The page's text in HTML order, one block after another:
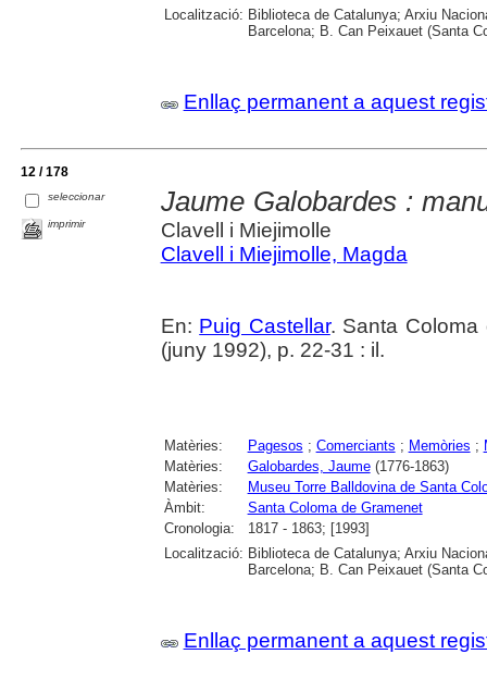
Localització: Biblioteca de Catalunya; Arxiu
Barcelona; B. Can Peixauet (Santa
Enllaç permanent a aquest
12 / 178
seleccionar
imprimir
Jaume Galobardes :
Clavell i Miejimolle
Clavell i Miejimolle, Magda
En: Puig Castellar. Santa Coloma
(juny 1992), p. 22-31 : il.
Matèries: Pagesos ; Comerciants ; Memòries ;
Matèries:
Galobardes, Jaume(1776-1863)
Matèries:
Museu Torre Balldovina de Santa
Àmbit:
Santa Coloma de Gramenet
Cronologia:
1817 - 1863; [1993]
Localització: Biblioteca de Catalunya; Arxiu
Barcelona; B. Can Peixauet (Santa
Enllaç permanent a aquest